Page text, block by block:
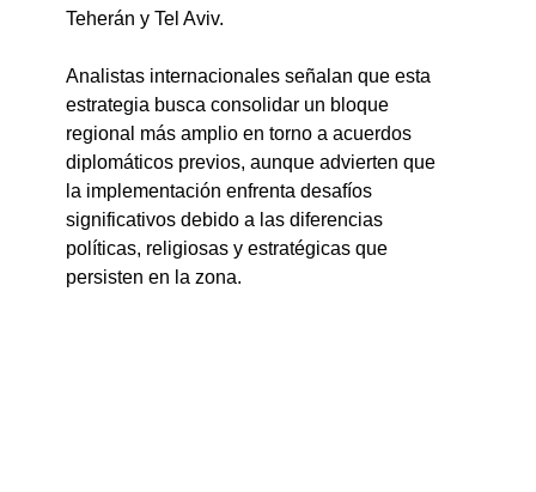
Teherán y Tel Aviv.
Analistas internacionales señalan que esta
estrategia busca consolidar un bloque
regional más amplio en torno a acuerdos
diplomáticos previos, aunque advierten que
la implementación enfrenta desafíos
significativos debido a las diferencias
políticas, religiosas y estratégicas que
persisten en la zona.